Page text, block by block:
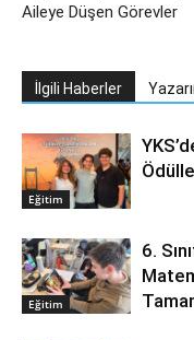
Aileye Düşen Görevler
İlgili Haberler
Eğitim
Eğitim
6.